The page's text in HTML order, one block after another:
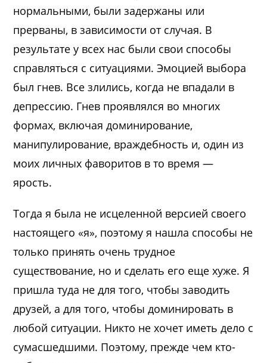
нормальными, были задержаны или
прерваны, в зависимости от случая. В
результате у всех нас были свои способы
справляться с ситуациями. Эмоцией выбора
был гнев. Все злились, когда не впадали в
депрессию. Гнев проявлялся во многих
формах, включая доминирование,
манипулирование, враждебность и, один из
моих личных фаворитов в то время —
ярость.
Тогда я была не исцеленной версией своего
настоящего «я», поэтому я нашла способы не
только принять очень трудное
существование, но и сделать его еще хуже. Я
пришла туда не для того, чтобы заводить
друзей, а для того, чтобы доминировать в
любой ситуации. Никто не хочет иметь дело с
сумасшедшими. Поэтому, прежде чем кто-